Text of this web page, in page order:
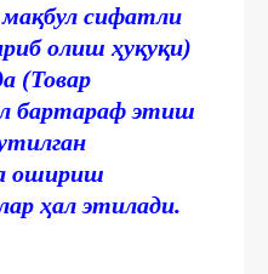
сифатли
олиш ҳуқуқи)
(Товар
бартараф этиш
ошириш
ҳал этилади.